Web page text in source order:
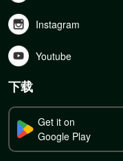
Instagram
Youtube
下载
Get it on
Google Play